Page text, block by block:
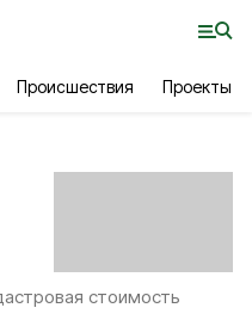
Происшествия Проекты
стоимость